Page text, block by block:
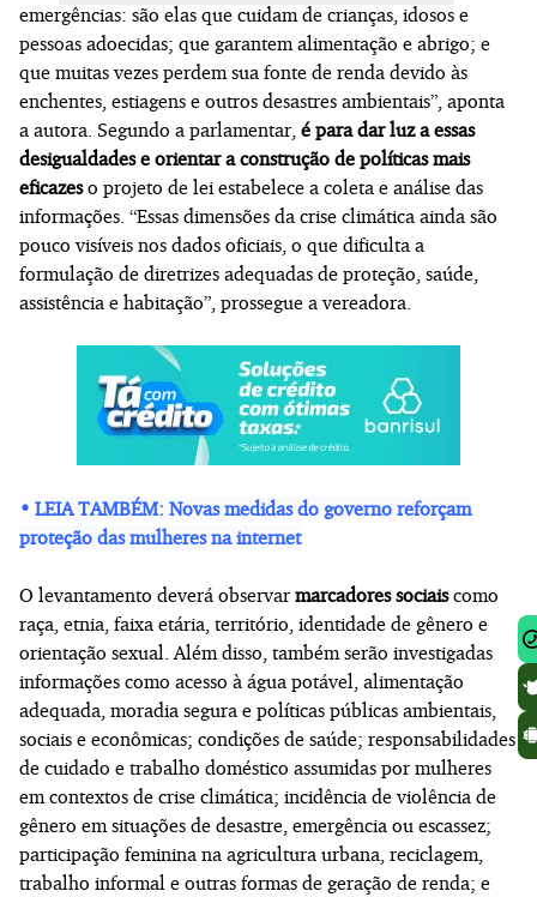
emergências: são elas que cuidam de crianças, idosos e
pessoas adoecidas; que garantem alimentação e abrigo; e
que muitas vezes perdem sua fonte de renda devido às
enchentes, estiagens e outros desastres ambientais”, aponta
a autora. Segundo a parlamentar, é para dar luz a essas
desigualdades e orientar a construção de políticas mais
eficazeso projeto de lei estabelece a coleta e análise das
informações. “Essas dimensões da crise climática ainda são
pouco visíveis nos dados oficiais, o que dificulta a
formulação de diretrizes adequadas de proteção, saúde,
assistência e habitação”, prossegue a vereadora.
• LEIA TAMBÉM: Novas medidas do governo reforçam
proteção das mulheres na internet
O levantamento deverá observar marcadores sociaiscomo
raça, etnia, faixa etária, território, identidade de gênero e
orientação sexual. Além disso, também serão investigadas
informações como acesso à água potável, alimentação
adequada, moradia segura e políticas públicas ambientais,
sociais e econômicas; condições de saúde; responsabilidades
de cuidado e trabalho doméstico assumidas por mulheres
em contextos de crise climática; incidência de violência de
gênero em situações de desastre, emergência ou escassez;
participação feminina na agricultura urbana, reciclagem,
trabalho informal e outras formas de geração de renda; e